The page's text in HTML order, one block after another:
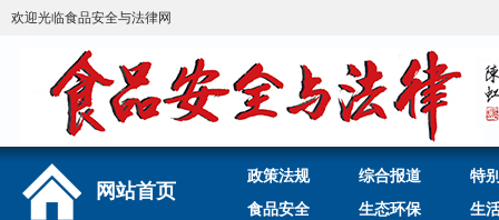
欢迎光临食品安全与法律网
网站首页
政策法规 综合报道
特
食品安全
生态环保 生